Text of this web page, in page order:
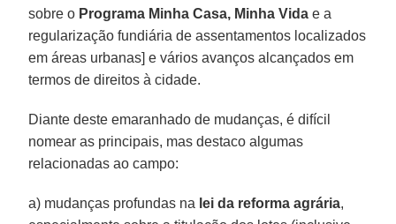
sobre o Programa Minha Casa, Minha Vida e a
regularização fundiária de assentamentos localizados
em áreas urbanas] e vários avanços alcançados em
termos de direitos à cidade.
Diante deste emaranhado de mudanças, é difícil
nomear as principais, mas destaco algumas
relacionadas ao campo:
a) mudanças profundas na lei da reforma agrária,